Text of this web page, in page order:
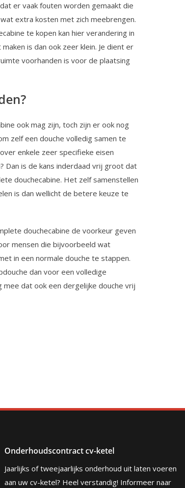
er vaak fouten worden gemaakt die
extra kosten met zich meebrengen.
te kopen kan hier verandering in
is dan ook zeer klein. Je dient er
voorhanden is voor de plaatsing
ook mag zijn, toch zijn er ook nog
zelf een douche volledig samen te
enkele zeer specifieke eisen
Dan is de kans inderdaad vrij groot dat
douchecabine. Het zelf samenstellen
is dan wellicht de betere keuze te
douchecabine de voorkeur geven
mensen die bijvoorbeeld wat
in een normale douche te stappen.
dan voor een volledige
mee dat ook een dergelijke douche vrij
Onderhoudscontract cv-ketel
Jaarlijks of tweejaarlijks onderhoud uit laten voeren
aan uw cv-ketel? Heel verstandig! Informeer naar